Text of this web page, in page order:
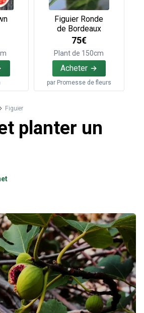
Figuier Ronde
de Bordeaux
75€
Plant de 150cm
Acheter
par Promesse de fleurs
Figuier
planter un